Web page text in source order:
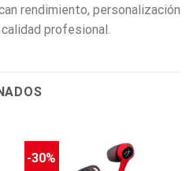
rendimiento, personalización
profesional.
-30%